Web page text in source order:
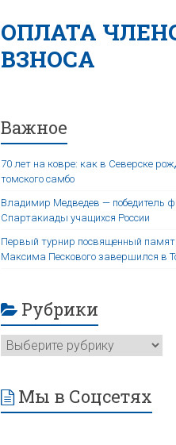
ОПЛАТА
ВЗНОСА
Важное
70 лет на ковре: как в Северске
томского самбо
Владимир Медведев — победитель
Спартакиады учащихся России
Первый турнир посвященный
Максима Пескового завершился в
Рубрики
Мы в Соцсетях